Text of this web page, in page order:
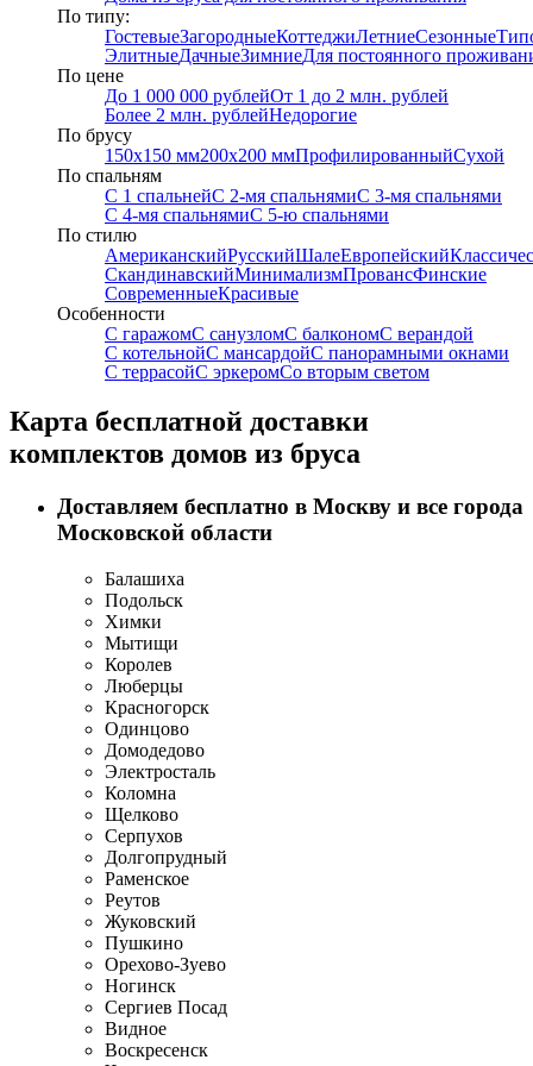
По типу:
ГостевыеЗагородныеКоттеджиЛетниеСезонные
ЭлитныеДачныеЗимниеДля постоянного
По цене
До 1 000 000 рублейОт 1 до 2 млн. рублей
Более 2 млн. рублейНедорогие
По брусу
150х150 мм200х200 ммПрофилированныйСухой
По спальням
С 1 спальнейС 2-мя спальнямиС 3-мя спальнями
С 4-мя спальнямиС 5-ю спальнями
По стилю
АмериканскийРусскийШалеЕвропейский
СкандинавскийМинимализмПровансФинские
СовременныеКрасивые
Особенности
С гаражомС санузломС балкономС верандой
С котельнойС мансардойС панорамными окнами
С террасойС эркеромСо вторым светом
Карта бесплатной доставки
комплектов домов из бруса
Доставляем бесплатно в Москву и все города
Московской области
Балашиха
Подольск
Химки
Мытищи
Королев
Люберцы
Красногорск
Одинцово
Домодедово
Электросталь
Коломна
Щелково
Серпухов
Долгопрудный
Раменское
Реутов
Жуковский
Пушкино
Орехово-Зуево
Ногинск
Сергиев Посад
Видное
Воскресенск